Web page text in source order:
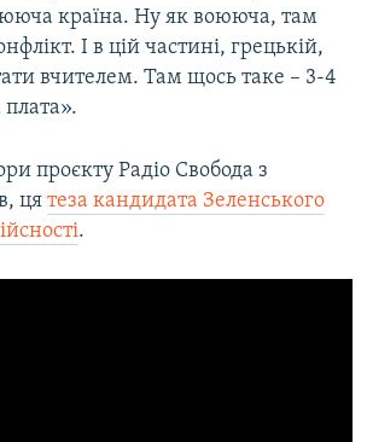
країна. Ну як воююча, там
І в цій частині, грецькій,
вчителем. Там щось таке – 3-4
плата».
проєкту Радіо Свобода з
ця теза кандидата Зеленського
.